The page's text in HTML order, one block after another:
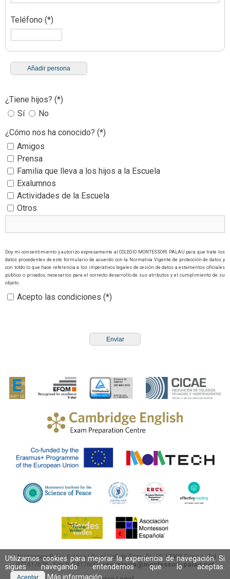
Teléfono (*)
Añadir persona
¿Tiene hijos? (*)
Sí
No
¿Cómo nos ha conocido? (*)
Amigos
Prensa
Familia que lleva a los hijos a la Escuela
Exalumnos
Actividades de la Escuela
Otros
Doy mi consentimiento y autorizo expresamente al COLEGIO MONTESSORI PALAU para que trate los
datos procedentes de este formulario de acuerdo con la Normativa Vigente de protección de datos y
con totdo lo que hace referencia a los imperativos legales de cesión de datos a estamentos oficiales
público o privados, necesarios para el correcto desarrollo de sus atributos y el cumplimiento de su
objeto.
Acepto las condiciones (*)
Enviar
Montessori Palau Girona |Camí Vell de Fornells, 33 17003 Girona| Tel
972417676- Fax 972417600 |secretaria@montessori-palau.net
Utilizamos cookies para mejorar la experiencia de navegación. Si
sigues navegando entendemos que lo aceptas.
Más información